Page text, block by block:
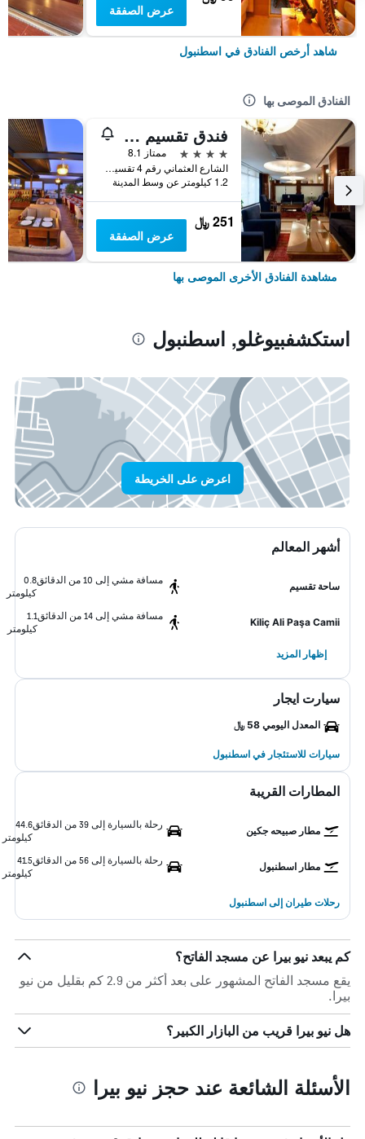
عرض الصفقة
شاهد أرخص الفنادق في اسطنبول
الفنادق الموصى بها
فندق تقسيم متروبارك
4 نجوم
ممتاز 8.1
الشارع العثماني رقم 4 تقسيم, اسطنبول, تركيا
1.2 كيلومتر عن وسط المدينة
251 ﷼
عرض الصفقة
مشاهدة الفنادق الأخرى الموصى بها
استكشفبيوغلو, اسطنبول
اعرض على الخريطة
أشهر المعالم
ساحة تقسيم
مسافة مشي إلى 10 من الدقائق
0.8
كيلومتر
Kiliç Ali Paşa Camii
مسافة مشي إلى 14 من الدقائق
1.1
كيلومتر
إظهار المزيد
سيارت ايجار
المعدل اليومي 58 ﷼
سيارات للاستئجار في اسطنبول
المطارات القريبة
مطار صبيحه جكين
رحلة بالسيارة إلى 39 من الدقائق
44.6
كيلومتر
مطار اسطنبول
رحلة بالسيارة إلى 56 من الدقائق
41.5
كيلومتر
رحلات طيران إلى اسطنبول
كم يبعد نيو بيرا عن مسجد الفاتح؟
يقع مسجد الفاتح المشهور على بعد أكثر من 2.9 كم بقليل من نيو
بيرا.
هل نيو بيرا قريب من البازار الكبير؟
الأسئلة الشائعة عند حجز نيو بيرا